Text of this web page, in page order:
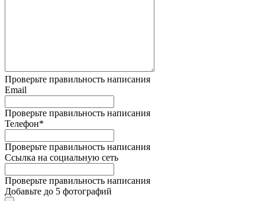
Проверьте правильность написания
Email
Проверьте правильность написания
Телефон*
Проверьте правильность написания
Ссылка на социальную сеть
Проверьте правильность написания
Добавьте до 5 фотографий